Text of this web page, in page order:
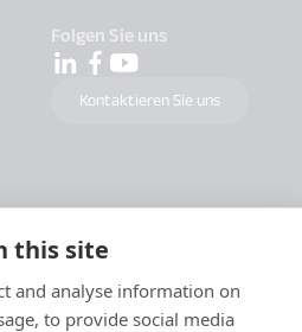
this site
and analyse information on
to provide social media
Folgen Sie uns
Kontaktieren Sie uns